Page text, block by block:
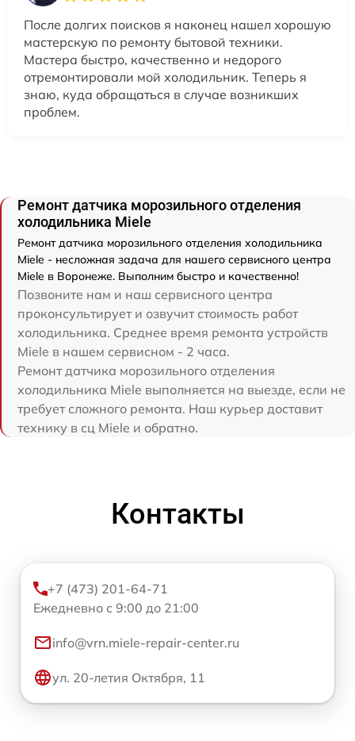
После долгих поисков я наконец нашел хорошую
мастерскую по ремонту бытовой техники.
Мастера быстро, качественно и недорого
отремонтировали мой холодильник. Теперь я
знаю, куда обращаться в случае возникших
проблем.
Ремонт датчика морозильного отделения
холодильника Miele
Ремонт датчика морозильного отделения холодильника
Miele - несложная задача для нашего сервисного центра
Miele в Воронеже. Выполним быстро и качественно!
Позвоните нам и наш сервисного центра
проконсультирует и озвучит стоимость работ
холодильника. Среднее время ремонта устройств
Miele в нашем сервисном - 2 часа.
Ремонт датчика морозильного отделения
холодильника Miele выполняется на выезде, если не
требует сложного ремонта. Наш курьер доставит
технику в сц Miele и обратно.
Контакты
+7 (473) 201-64-71
Ежедневно с 9:00 до 21:00
info@vrn.miele-repair-center.ru
ул. 20-летия Октября, 11